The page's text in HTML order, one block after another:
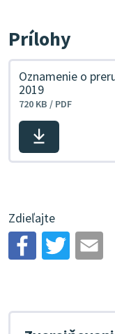
Prílohy
súbor
Oznamenie o
2019
720 KB / PDF
Zdieľajte